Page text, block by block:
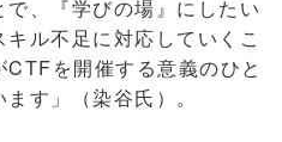
、『学びの場』にしたい
ル不足に対応していくこ
を開催する意義のひと
す」（染谷氏）。